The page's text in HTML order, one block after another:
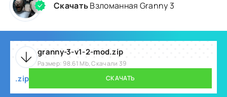
СкачатьВзломанная Granny 3
granny-3-v1-2-mod.zip
Размер: 98.61 Mb, Скачали 39
.zip СКАЧАТЬ